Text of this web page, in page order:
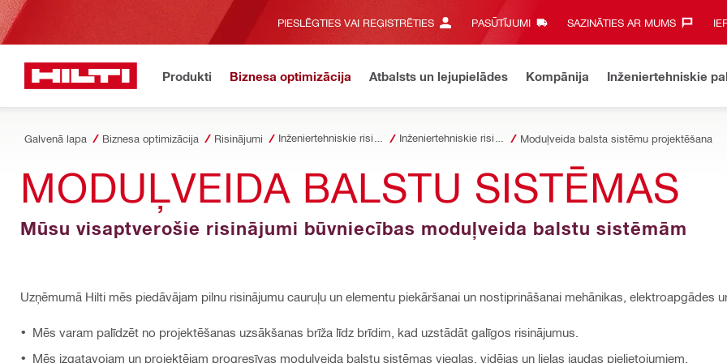
PIESLĒGTIES VAI REĢISTRĒTIES PASŪTĪJUMI SAZINĀTIES AR MUMS‎
Produkti Biznesa optimizācija Atbalsts un lejupielādes Kompānija Inženiertehniskie
Galvenā lapa Biznesa optimizācija Risinājumi Moduļveida balsta sistēmu projektēšana
MODUĻVEIDA BALSTU SISTĒMAS
Mūsu visaptverošie risinājumi būvniecības moduļveida balstu sistēmām
Uzņēmumā Hilti mēs piedāvājam pilnu risinājumu cauruļu un elementu piekāršanai un nostiprināšanai mehānikas, elektroapgādes
Mēs varam palīdzēt no projektēšanas uzsākšanas brīža līdz brīdim, kad uzstādāt galīgos risinājumus.
Mēs izgatavojam un projektējam progresīvas moduļveida balstu sistēmas vieglas, vidējas un lielas jaudas pielietojumiem.